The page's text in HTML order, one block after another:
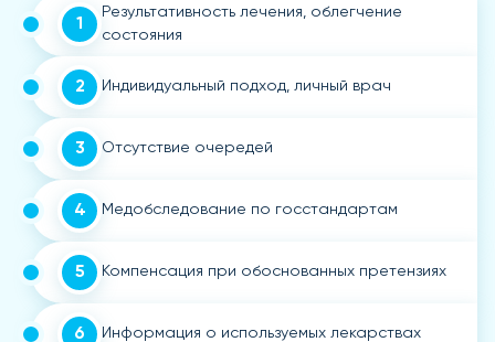
1
Результативность лечения, облегчение
состояния
2 Индивидуальный подход, личный врач
3 Отсутствие очередей
4 Медобследование по госстандартам
5 Компенсация при обоснованных претензиях
6 Информация о используемых лекарствах